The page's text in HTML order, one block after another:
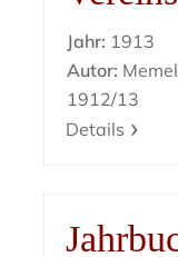
Jahr: 1913
Autor:
1912/13
Details